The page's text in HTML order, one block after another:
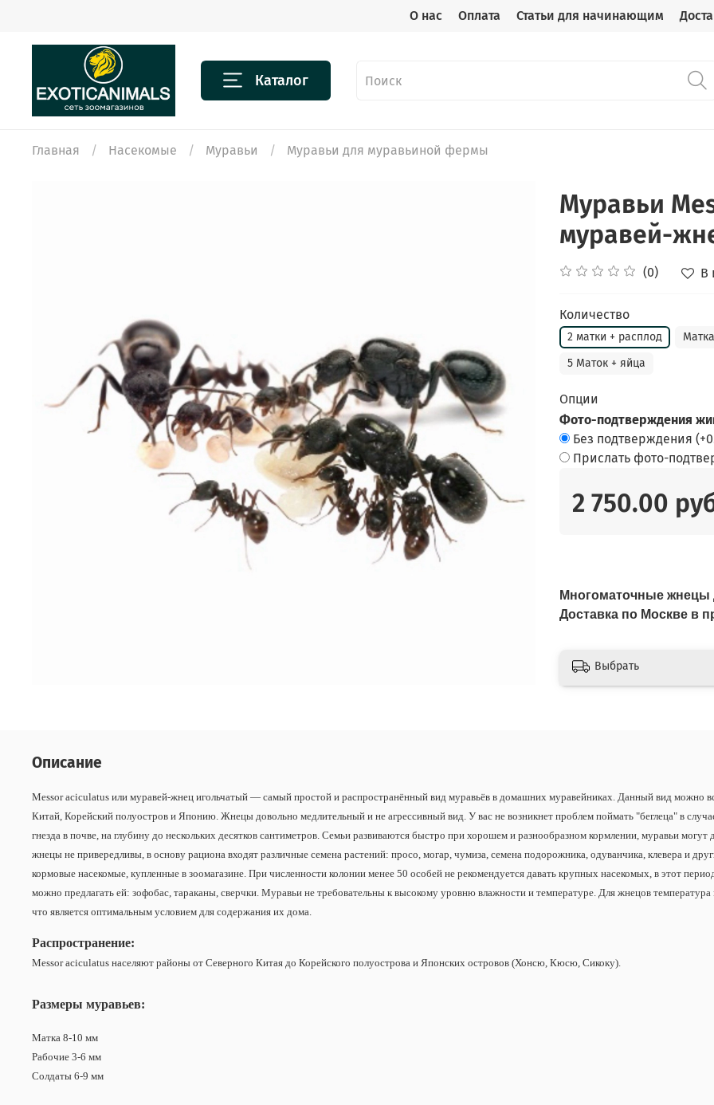
О нас Оплата Статьи для начинающим
Каталог
Главная Насекомые Муравьи Муравьи для муравьиной фермы
Муравьи
муравей-
(0) В
Количество
2 матки + расплод
5 Маток + яйца
Опции
Фото-подтверждения
Без подтверждения (+
Прислать фото-
2 750.00
Многоматочные жнецы
Доставка по Москве
Выбрать
Описание
Messor aciculatus или муравей-жнец игольчатый — самый простой и распространённый вид муравьёв в домашних муравейниках. Данный вид можно
Китай, Корейский полуостров и Японию. Жнецы довольно медлительный и не агрессивный вид. У вас не возникнет проблем поймать "беглеца" в
гнезда в почве, на глубину до нескольких десятков сантиметров. Семьи развиваются быстро при хорошем и разнообразном кормлении, муравьи
жнецы не привередливы, в основу рациона входят различные семена растений: просо, могар, чумиза, семена подорожника, одуванчика, клевера и
кормовые насекомые, купленные в зоомагазине. При численности колонии менее 50 особей не рекомендуется давать крупных насекомых, в этот
можно предлагать ей: зофобас, тараканы, сверчки. Муравьи не требовательны к высокому уровню влажности и температуре. Для жнецов
что является оптимальным условием для содержания их дома.
Распространение:
Messor aciculatus населяют районы от Северного Китая до Корейского полуострова и Японских островов (Хонсю, Кюсю, Сикоку).
Размеры муравьев:
Матка 8-10 мм
Рабочие 3-6 мм
Солдаты 6-9 мм